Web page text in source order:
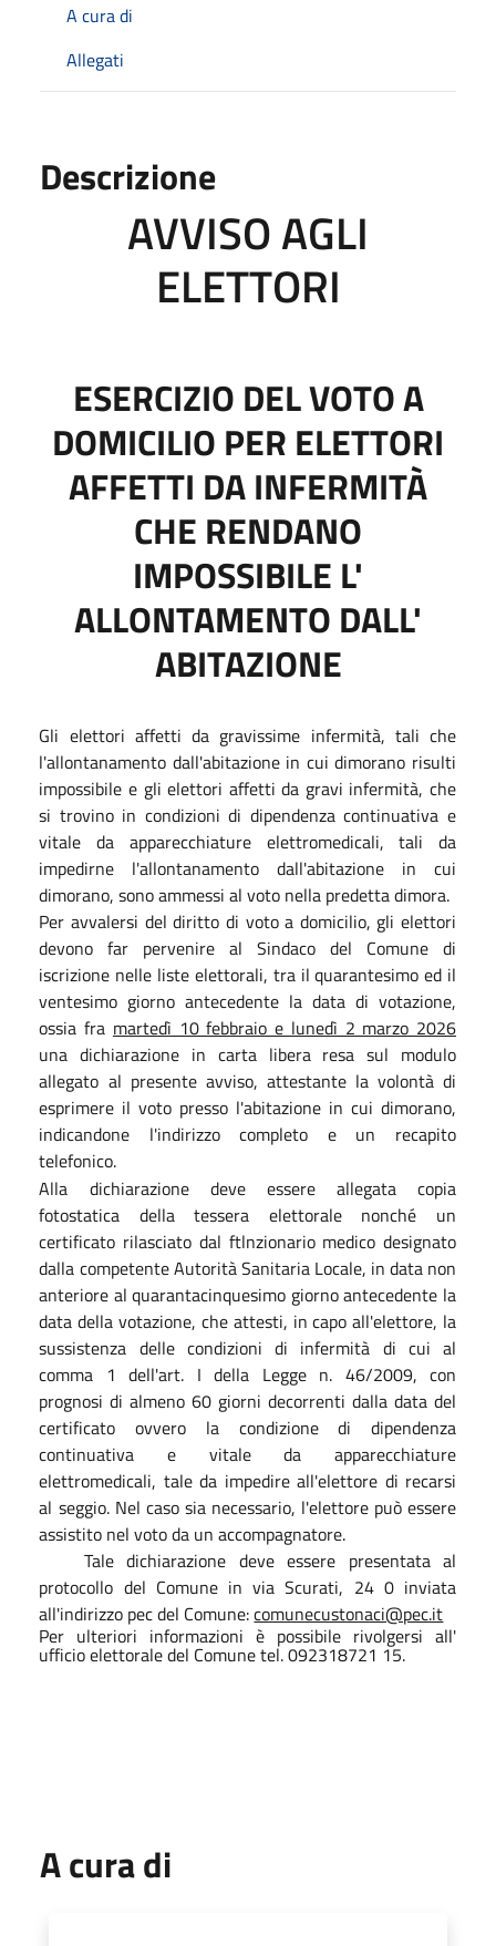
A cura di
Allegati
Descrizione
AVVISO AGLI
ELETTORI
ESERCIZIO DEL VOTO A
DOMICILIO PER ELETTORI
AFFETTI DA INFERMITÀ
CHE RENDANO
IMPOSSIBILE L'
ALLONTAMENTO DALL'
ABITAZIONE
Gli elettori affetti da gravissime infermità, tali che
l'allontanamento dall'abitazione in cui dimorano risulti
impossibile e gli elettori affetti da gravi infermità, che
si trovino in condizioni di dipendenza continuativa e
vitale da apparecchiature elettromedicali, tali da
impedirne l'allontanamento dall'abitazione in cui
dimorano, sono ammessi al voto nella predetta dimora.
Per avvalersi del diritto di voto a domicilio, gli elettori
devono far pervenire al Sindaco del Comune di
iscrizione nelle liste elettorali, tra il quarantesimo ed il
ventesimo giorno antecedente la data di votazione,
ossia fra martedì 10 febbraio e lunedì 2 marzo 2026
una dichiarazione in carta libera resa sul modulo
allegato al presente avviso, attestante la volontà di
esprimere il voto presso l'abitazione in cui dimorano,
indicandone l'indirizzo completo e un recapito
telefonico.
Alla dichiarazione deve essere allegata copia
fotostatica della tessera elettorale nonché un
certificato rilasciato dal ftlnzionario medico designato
dalla competente Autorità Sanitaria Locale, in data non
anteriore al quarantacinquesimo giorno antecedente la
data della votazione, che attesti, in capo all'elettore, la
sussistenza delle condizioni di infermità di cui al
comma 1 dell'art. I della Legge n. 46/2009, con
prognosi di almeno 60 giorni decorrenti dalla data del
certificato ovvero la condizione di dipendenza
continuativa e vitale da apparecchiature
elettromedicali, tale da impedire all'elettore di recarsi
al seggio. Nel caso sia necessario, l'elettore può essere
assistito nel voto da un accompagnatore.
Tale dichiarazione deve essere presentata al
protocollo del Comune in via Scurati, 24 0 inviata
all'indirizzo pec del Comune:comunecustonaci@pec.it
Per ulteriori informazioni è possibile rivolgersi all'
ufficio elettorale del Comune tel. 092318721 15.
A cura di